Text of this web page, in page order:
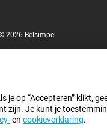
2026 Belsimpel
op “Accepteren” klikt,
zijn. Je kunt je
en cookieverklaring.